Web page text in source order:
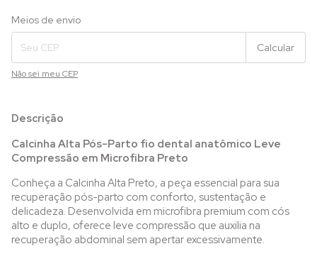
Entregas para o CEP:
Meios de envio
Calcular
Não sei meu CEP
Descrição
Calcinha Alta Pós-Parto fio dental anatômico Leve
Compressão em Microfibra Preto
Conheça a Calcinha Alta Preto, a peça essencial para sua
recuperação pós-parto com conforto, sustentação e
delicadeza. Desenvolvida em microfibra premium com cós
alto e duplo, oferece leve compressão que auxilia na
recuperação abdominal sem apertar excessivamente.